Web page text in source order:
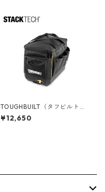
TOUGHBUILT（タフビルト）S
TACK TECH(スタックテック)
ツールバッグ【ハーフサイ
¥12,650